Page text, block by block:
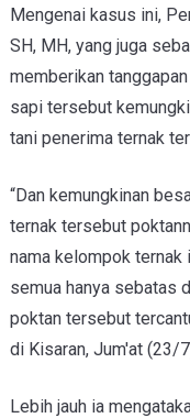
Mengenai kasus ini,
SH, MH, yang juga
memberikan
sapi tersebut
tani penerima ternak
“Dan kemungkinan
ternak tersebut
nama kelompok ternak
semua hanya sebatas
poktan tersebut
di Kisaran, Jum'at (23/
Lebih jauh ia